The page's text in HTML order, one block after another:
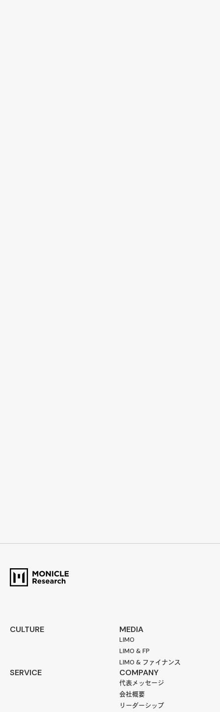
CULTURE MEDIA
LIMO
LIMO & FP
LIMO & ファイナンス
SERVICE COMPANY
代表メッセージ
会社概要
リーダーシップ